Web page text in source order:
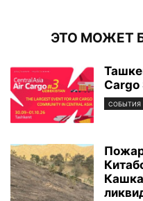
ЭТО МОЖЕТ
Cargo
СОБЫТИЯ